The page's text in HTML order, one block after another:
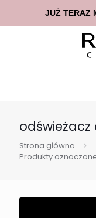
odświeżacz
Strona główna
Produkty
JUŻ TERAZ